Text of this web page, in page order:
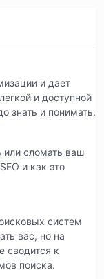
и дает
и доступной
знать и понимать.
или сломать ваш
и как это
систем
вас, но на
сводится к
поиска.